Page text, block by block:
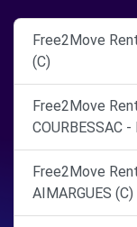
Free2Move
(C)
Free2Move
COURBESSAC -
Free2Move
AIMARGUES (C)